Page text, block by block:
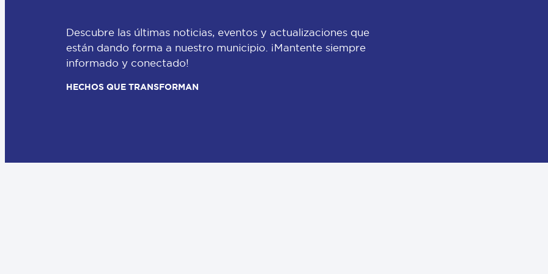
Descubre las últimas noticias, eventos y actualizaciones que
están dando forma a nuestro municipio. ¡Mantente siempre
informado y conectado!
HECHOS QUE TRANSFORMAN